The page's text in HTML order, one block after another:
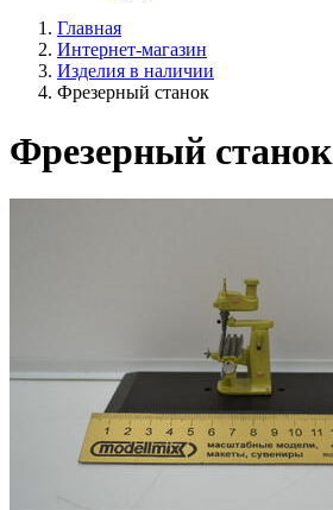
Главная
Интернет-магазин
Изделия в наличии
Фрезерный станок
Фрезерный станок